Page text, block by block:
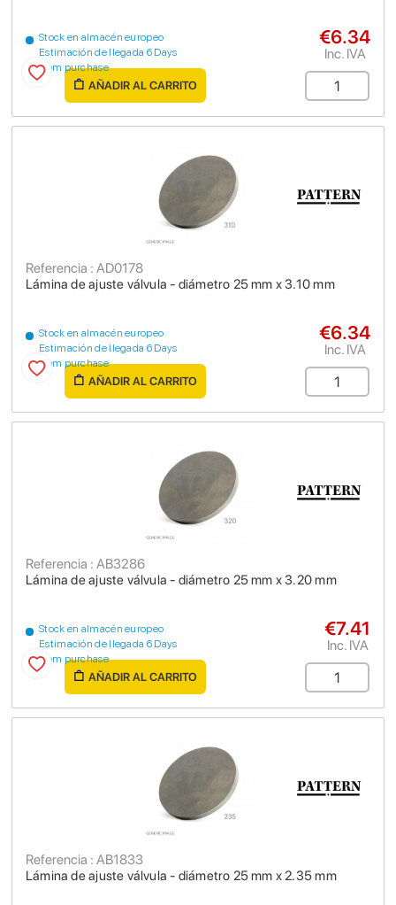
Stock en almacén europeo
Estimación de llegada 6 Days
from purchase
€6.34
Inc. IVA
AÑADIR AL CARRITO
Lámina de ajuste válvula - diámetro 25 mm x 3.10 mm
Referencia : AD0178
Stock en almacén europeo
Estimación de llegada 6 Days
from purchase
€6.34
Inc. IVA
AÑADIR AL CARRITO
Lámina de ajuste válvula - diámetro 25 mm x 3.20 mm
Referencia : AB3286
Stock en almacén europeo
Estimación de llegada 6 Days
from purchase
€7.41
Inc. IVA
AÑADIR AL CARRITO
Lámina de ajuste válvula - diámetro 25 mm x 2.35 mm
Referencia : AB1833